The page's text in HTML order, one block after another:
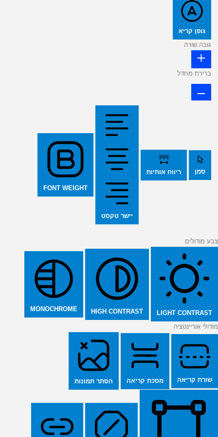
גופן קריא
גובה שורה
ברירת מחדל
סמן ריווח אותיות
יישר טקסט
FONT WEIGHT
צבע מודולים
LIGHT CONTRAST
HIGH CONTRAST
MONOCHROME
מודולי אוריינטציה
שורת קריאה מסכת קריאה הסתר תמונות